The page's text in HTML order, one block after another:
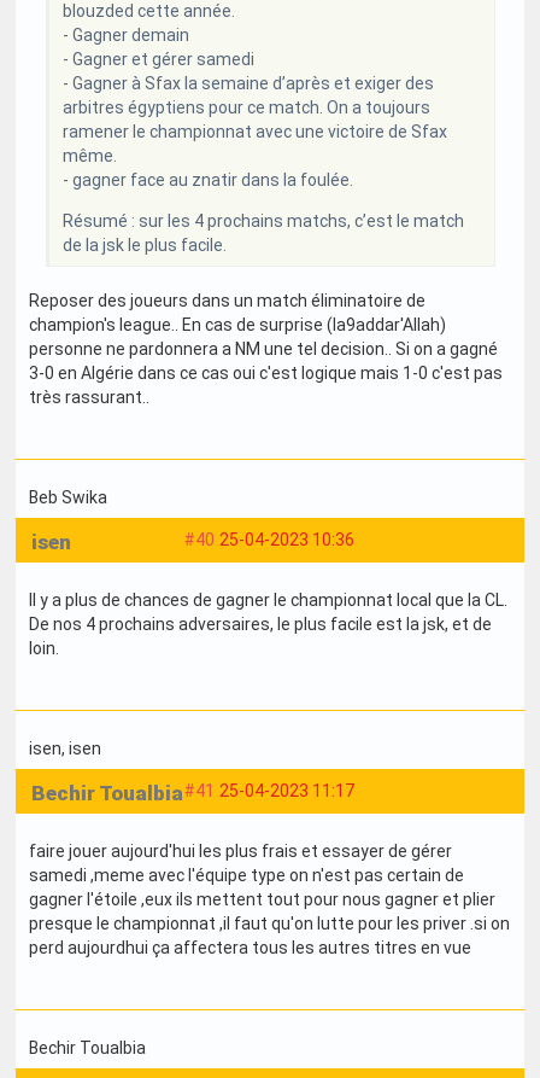
blouzded cette année.
- Gagner demain
- Gagner et gérer samedi
- Gagner à Sfax la semaine d’après et exiger des
arbitres égyptiens pour ce match. On a toujours
ramener le championnat avec une victoire de Sfax
même.
- gagner face au znatir dans la foulée.
Résumé : sur les 4 prochains matchs, c’est le match
de la jsk le plus facile.
Reposer des joueurs dans un match éliminatoire de
champion's league.. En cas de surprise (la9addar'Allah)
personne ne pardonnera a NM une tel decision.. Si on a gagné
3-0 en Algérie dans ce cas oui c'est logique mais 1-0 c'est pas
très rassurant..
Beb Swika
#40 25-04-2023 10:36
isen
Il y a plus de chances de gagner le championnat local que la CL.
De nos 4 prochains adversaires, le plus facile est la jsk, et de
loin.
isen, isen
#41 25-04-2023 11:17
Bechir Toualbia
faire jouer aujourd'hui les plus frais et essayer de gérer
samedi ,meme avec l'équipe type on n'est pas certain de
gagner l'étoile ,eux ils mettent tout pour nous gagner et plier
presque le championnat ,il faut qu'on lutte pour les priver .si on
perd aujourdhui ça affectera tous les autres titres en vue
Bechir Toualbia